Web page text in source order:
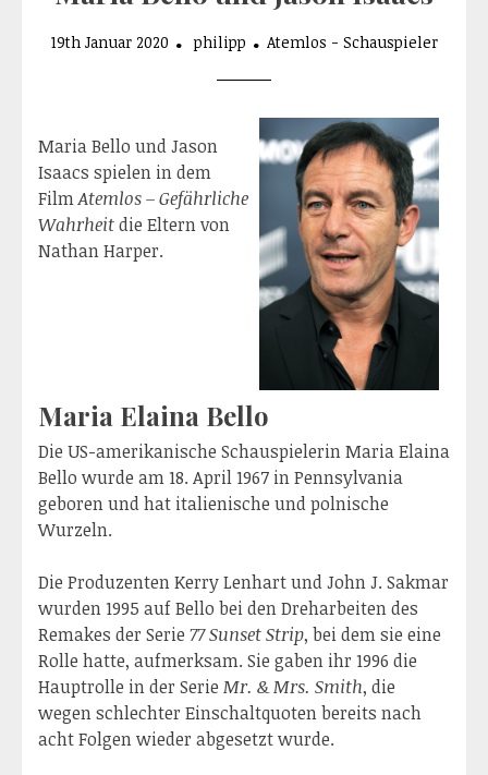
19th Januar 2020 philipp Atemlos - Schauspieler
Maria Bello und Jason
Isaacs spielen in dem
FilmAtemlos – Gefährliche
Wahrheitdie Eltern von
Nathan Harper.
Maria Elaina Bello
Die US-amerikanische Schauspielerin Maria Elaina
Bello wurde am 18. April 1967 in Pennsylvania
geboren und hat italienische und polnische
Wurzeln.
Die Produzenten Kerry Lenhart und John J. Sakmar
wurden 1995 auf Bello bei den Dreharbeiten des
Remakes der Serie 77 Sunset Strip, bei dem sie eine
Rolle hatte, aufmerksam. Sie gaben ihr 1996 die
Hauptrolle in der Serie Mr. & Mrs. Smith, die
wegen schlechter Einschaltquoten bereits nach
acht Folgen wieder abgesetzt wurde.